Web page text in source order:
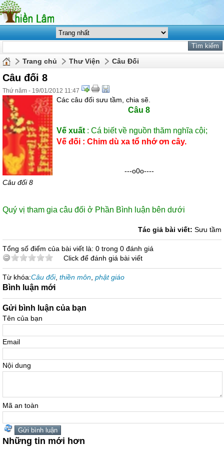
Trang chủ Thư Viện Câu Đối
Câu đối 8
Thứ năm - 19/01/2012 11:47
Câu đối 8
Các câu đối sưu tầm, chia sẽ.
Câu 8
Vế xuất : Cá biết về nguồn thăm nghĩa cội;
Vế đối : Chim dù xa tổ nhớ ơn cây.
---o0o----
Quý vị tham gia câu đối ở Phần Bình luận bên dưới
Tác giả bài viết: Sưu tầm
Tổng số điểm của bài viết là: 0 trong 0 đánh giá
Click để đánh giá bài viết
Từ khóa:Câu đối, thiền môn phật giáo
Bình luận mới
Gửi bình luận của bạn
Tên của bạn
Email
Nội dung
Mã an toàn
Những tin mới hơn